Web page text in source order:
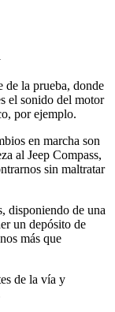
de la prueba, donde
el sonido del motor
por ejemplo.
en marcha son
al Jeep Compass,
sin maltratar
disponiendo de una
un depósito de
más que
de la vía y